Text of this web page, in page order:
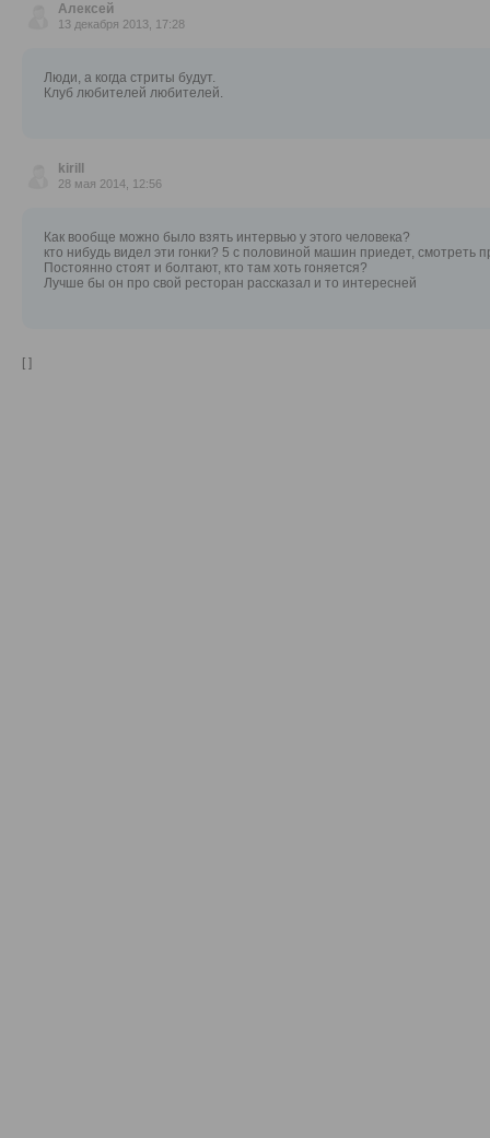
Алексей
13 декабря 2013, 17:28
Люди, а когда стриты будут.
Клуб любителей любителей.
kirill
28 мая 2014, 12:56
Как вообще можно было взять интервью у этого человека?
кто нибудь видел эти гонки? 5 с половиной машин приедет, смотреть
Постоянно стоят и болтают, кто там хоть гоняется?
Лучше бы он про свой ресторан рассказал и то интересней
[ ]